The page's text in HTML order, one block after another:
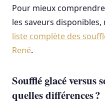
Pour mieux
les saveurs
liste complète des
René.
Soufflé glacé versus
quelles différences ?